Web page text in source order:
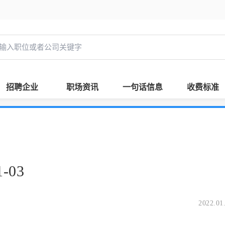
招聘企业 职场资讯 一句话信息 收费标准
03